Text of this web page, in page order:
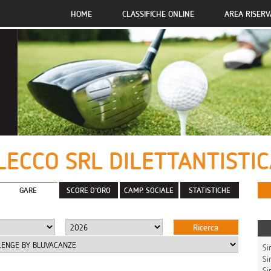
HOME CLASSIFICHE ONLINE AREA
SRL
GARE SCORE D'ORO CAMP. SOCIALE STATISTICHE